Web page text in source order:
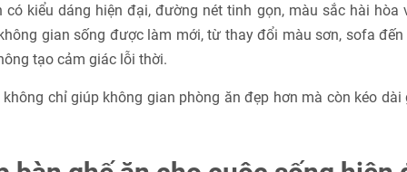
kiểu dáng hiện đại, đường nét tinh gọn, màu sắc hài hòa
gian sống được làm mới, từ thay đổi màu sơn, sofa
tạo cảm giác lỗi thời.
chỉ giúp không gian phòng ăn đẹp hơn mà còn kéo dài